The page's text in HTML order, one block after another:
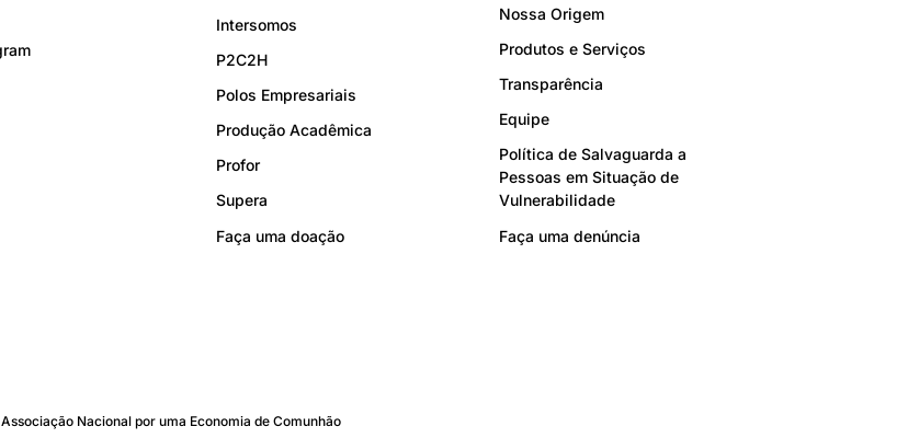
Intersomos
P2C2H
Polos Empresariais
Produção Acadêmica
Profor
Supera
Faça uma doação
Nossa Origem
Produtos e Serviços
Transparência
Equipe
Política de Salvaguarda a
Pessoas em Situação de
Vulnerabilidade
Faça uma denúncia
Associação Nacional por uma Economia de Comunhão